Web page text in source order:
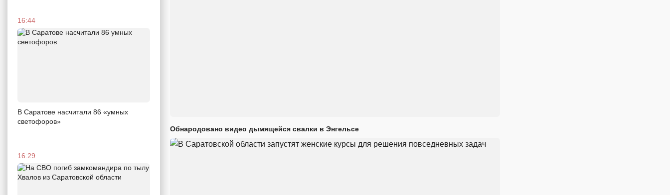
16:44
В Саратове насчитали 86 «умных
светофоров»
16:29
Обнародовано видео дымящейся свалки в Энгельсе